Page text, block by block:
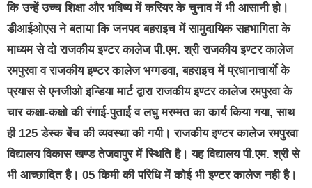
कि उन्हें उच्च शिक्षा और भविष्य में करियर के चुनाव में भी आसानी हो।
डीआईओएस ने बताया कि जनपद बहराइच में सामुदायिक सहभागिता के
माध्यम से दो राजकीय इण्टर कालेज पी.एम. श्री राजकीय इण्टर कालेज
रमपुरवा व राजकीय इण्टर कालेज भग्गडवा, बहराइच में प्रधानाचार्याे के
प्रयास से एनजीओ इन्डिया मार्ट द्वारा राजकीय इण्टर कालेज रमपुरवा के
चार कक्षा-कक्षो की रंगाई-पुताई व लघु मरम्मत का कार्य किया गया, साथ
ही 125 डेस्क बेंच की व्यवस्था की गयी। राजकीय इण्टर कालेज रमपुरवा
विद्यालय विकास खण्ड तेजवापुर में स्थिति है। यह विद्यालय पी.एम. श्री से
भी आच्छादित है। 05 किमी की परिधि में कोई भी इण्टर कालेज नही है।